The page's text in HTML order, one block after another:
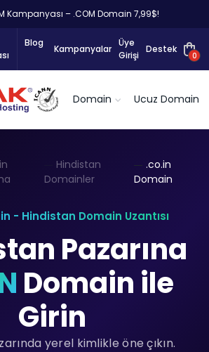
Kampanyası – .COM Domain 7,99$!
Blog
Kampanyalar
Üye
Girişi
Destek
0
Domain Ucuz Domain
Hindistan
Domainler
.co.in
Domain
- Hindistan Domain Uzantısı
Pazarına
Domain ile
Girin
yerel kimlikle öne çıkın.